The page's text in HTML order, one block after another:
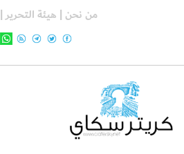
من نحن | هيئة التحرير |